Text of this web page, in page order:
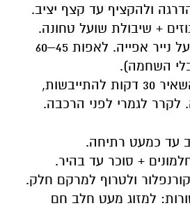
ולהקציף עד קצף יציב.
+ שיבולת שועל טחונה.
לשטח בתבנית על נייר אפייה. לאפות 45–60
לכבות תנור ולהשאיר 30 דקות להתייבשות,
לגמרי לפני הרכבה.
עד כמעט רתיחה.
+ סוכר עד בהיר.
ולטרוף למרקם חלק.
למזוג מעט חלב חם